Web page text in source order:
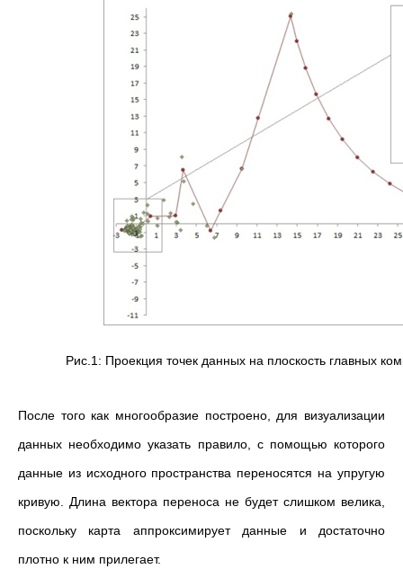
Рис.1: Проекция точек данных на плоскость главных
После того как многообразие построено, для визуализации
данных необходимо указать правило, с помощью которого
данные из исходного пространства переносятся на упругую
кривую. Длина вектора переноса не будет слишком велика,
поскольку карта аппроксимирует данные и достаточно
плотно к ним прилегает.